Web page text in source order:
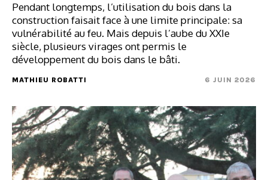
Pendant longtemps, l’utilisation du bois dans la
construction faisait face à une limite principale: sa
vulnérabilité au feu. Mais depuis l’aube du XXIe
siècle, plusieurs virages ont permis le
développement du bois dans le bâti.
MATHIEU ROBATTI 6 JUIN 2026